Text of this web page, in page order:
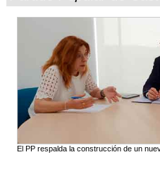
El PP respalda la construcción de un